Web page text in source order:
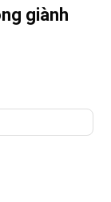
giành